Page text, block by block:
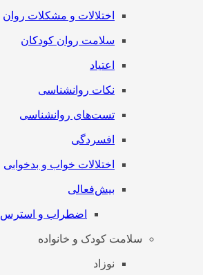
اختلالات و مشکلات روان
سلامت روان کودکان
اعتیاد
نکات روانشناسی
تست‌های روانشناسی
افسردگی
اختلالات خواب و بدخوابی
بیش‌فعالی
اضطراب و استرس
سلامت کودک و خانواده
نوزاد